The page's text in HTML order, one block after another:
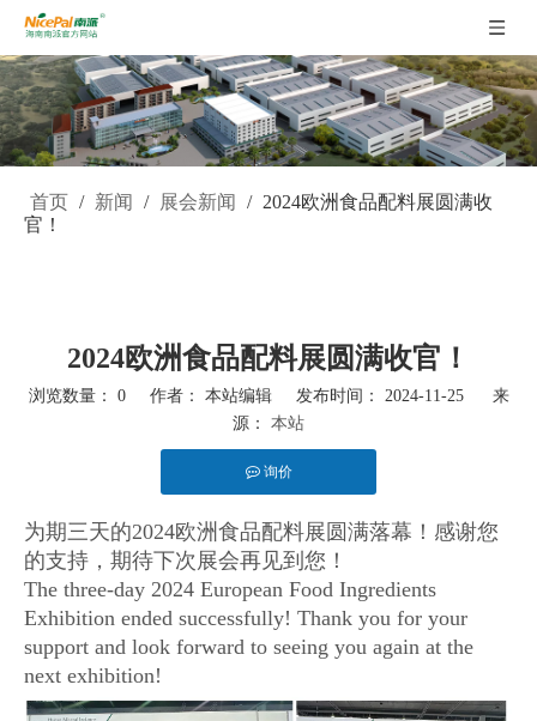
首页 / 新闻 / 展会新闻 / 2024欧洲食品配料展圆满收
官！
2024欧洲食品配料展圆满收官！
浏览数量： 0作者： 本站编辑 发布时间： 2024-11-25 来
源： 本站
询价
["facebook","twitter","line","wechat","linkedin","pinterest","whatsapp"]
为期三天的2024欧洲食品配料展圆满落幕！感谢您
的支持，期待下次展会再见到您！
The three-day 2024 European Food Ingredients
Exhibition ended successfully! Thank you for your
support and look forward to seeing you again at the
next exhibition!